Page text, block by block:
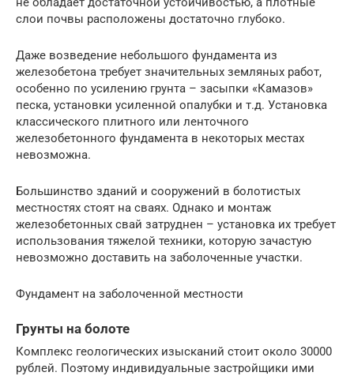
слои почвы расположены достаточно глубоко.
Даже возведение небольшого фундамента из
железобетона требует значительных земляных работ,
особенно по усилению грунта – засыпки «Камазов»
песка, установки усиленной опалубки и т.д. Установка
классического плитного или ленточного
железобетонного фундамента в некоторых местах
невозможна.
Большинство зданий и сооружений в болотистых
местностях стоят на сваях. Однако и монтаж
железобетонных свай затруднен – установка их требует
использования тяжелой техники, которую зачастую
невозможно доставить на заболоченные участки.
Фундамент на заболоченной местности
Грунты на болоте
Комплекс геологических изысканий стоит около 30000
рублей. Поэтому индивидуальные застройщики ими